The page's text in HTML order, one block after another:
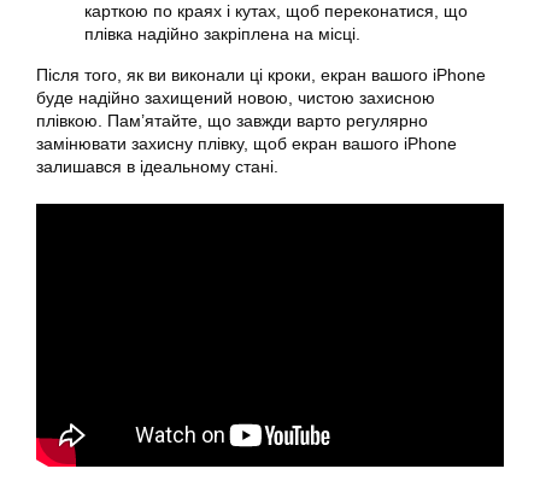
карткою по краях і кутах, щоб переконатися, що
плівка надійно закріплена на місці.
Після того, як ви виконали ці кроки, екран вашого iPhone
буде надійно захищений новою, чистою захисною
плівкою. Пам’ятайте, що завжди варто регулярно
замінювати захисну плівку, щоб екран вашого iPhone
залишався в ідеальному стані.